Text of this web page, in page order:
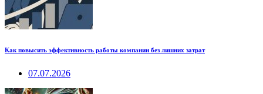
Как повысить эффективность работы компании без лишних затрат
07.07.2026